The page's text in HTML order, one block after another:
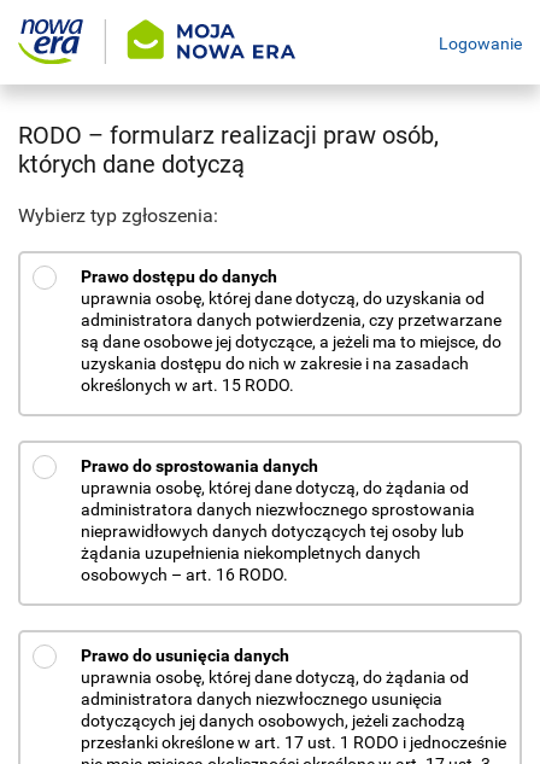
Logowanie
RODO – formularz realizacji praw osób,
których dane dotyczą
Wybierz typ zgłoszenia:
Prawo dostępu do danych
uprawnia osobę, której dane dotyczą, do uzyskania od
administratora danych potwierdzenia, czy przetwarzane
są dane osobowe jej dotyczące, a jeżeli ma to miejsce, do
uzyskania dostępu do nich w zakresie i na zasadach
określonych w art. 15 RODO.
Prawo do sprostowania danych
uprawnia osobę, której dane dotyczą, do żądania od
administratora danych niezwłocznego sprostowania
nieprawidłowych danych dotyczących tej osoby lub
żądania uzupełnienia niekompletnych danych
osobowych – art. 16 RODO.
Prawo do usunięcia danych
uprawnia osobę, której dane dotyczą, do żądania od
administratora danych niezwłocznego usunięcia
dotyczących jej danych osobowych, jeżeli zachodzą
przesłanki określone w art. 17 ust. 1 RODO i jednocześnie